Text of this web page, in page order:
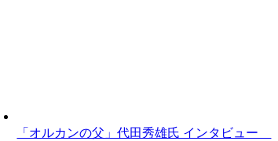
「オルカンの父」代田秀雄氏 インタビュー